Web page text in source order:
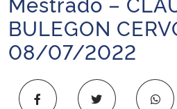
Ministério da Agricultura, Pecuária e
Ministério da Cidadania
BULEGON
08/07/2022